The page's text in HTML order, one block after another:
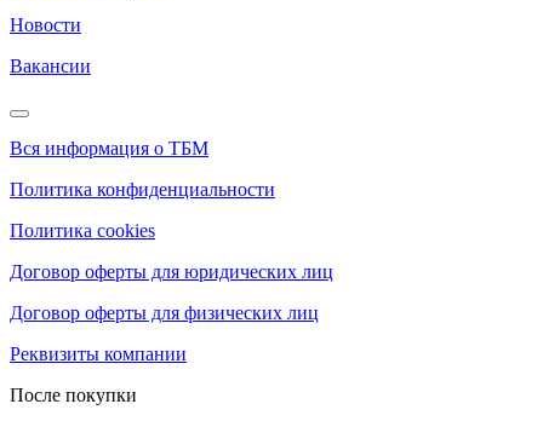
Новости
Вакансии
Вся информация о ТБМ
Политика конфиденциальности
Политика cookies
Договор оферты для юридических лиц
Договор оферты для физических лиц
Реквизиты компании
После покупки